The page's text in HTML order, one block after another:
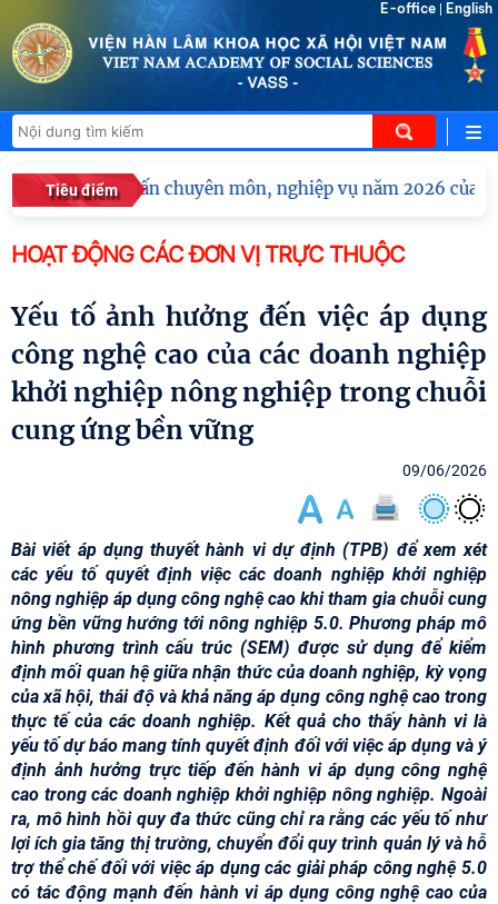
E-office English
Tiêu điểm
Hội nghị tập huấn chuyên môn, nghiệp vụ năm 2026 của
HOẠT ĐỘNG CÁC ĐƠN VỊ TRỰC THUỘC
Yếu tố ảnh hưởng đến việc áp dụng
công nghệ cao của các doanh nghiệp
khởi nghiệp nông nghiệp trong chuỗi
cung ứng bền vững
09/06/2026
Bài viết áp dụng thuyết hành vi dự định (TPB) để xem xét
các yếu tố quyết định việc các doanh nghiệp khởi nghiệp
nông nghiệp áp dụng công nghệ cao khi tham gia chuỗi cung
ứng bền vững hướng tới nông nghiệp 5.0. Phương pháp mô
hình phương trình cấu trúc (SEM) được sử dụng để kiểm
định mối quan hệ giữa nhận thức của doanh nghiệp, kỳ vọng
của xã hội, thái độ và khả năng áp dụng công nghệ cao trong
thực tế của các doanh nghiệp. Kết quả cho thấy hành vi là
yếu tố dự báo mang tính quyết định đối với việc áp dụng và ý
định ảnh hưởng trực tiếp đến hành vi áp dụng công nghệ
cao trong các doanh nghiệp khởi nghiệp nông nghiệp. Ngoài
ra, mô hình hồi quy đa thức cũng chỉ ra rằng các yếu tố như
lợi ích gia tăng thị trường, chuyển đổi quy trình quản lý và hỗ
trợ thể chế đối với việc áp dụng các giải pháp công nghệ 5.0
có tác động mạnh đến hành vi áp dụng công nghệ cao của